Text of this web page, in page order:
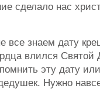
сделало нас
все знаем дату
влился Святой
эту дату
Нужно